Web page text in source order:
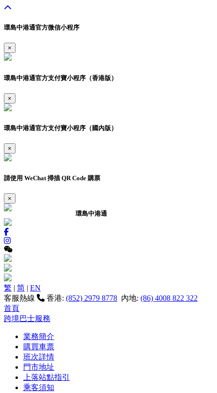
環島中港通官方微信小程序
×
環島中港通官方支付寶小程序（香港版）
×
環島中港通官方支付寶小程序（國內版）
×
請使用 WeChat 掃描 QR Code 購票
×
環島中港通
繁 | 简 | EN
客服熱線
香港: (852) 2979 8778 內地: (86) 4008 822 322
首頁
跨境巴士服務
業務簡介
購買車票
班次詳情
門市地址
上落站點指引
乘客須知